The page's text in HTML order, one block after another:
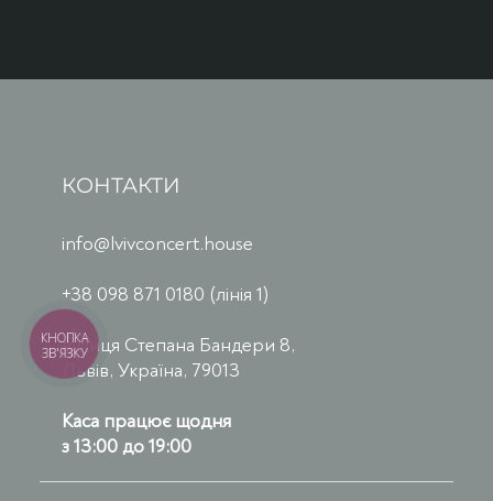
КОНТАКТИ
info@lvivconcert.house
+38 098 871 0180 (лінія 1)
вулиця Степана Бандери 8,
Львів, Україна, 79013
Каса працює щодня
з 13:00 до 19:00
КНОПКА
ЗВ'ЯЗКУ